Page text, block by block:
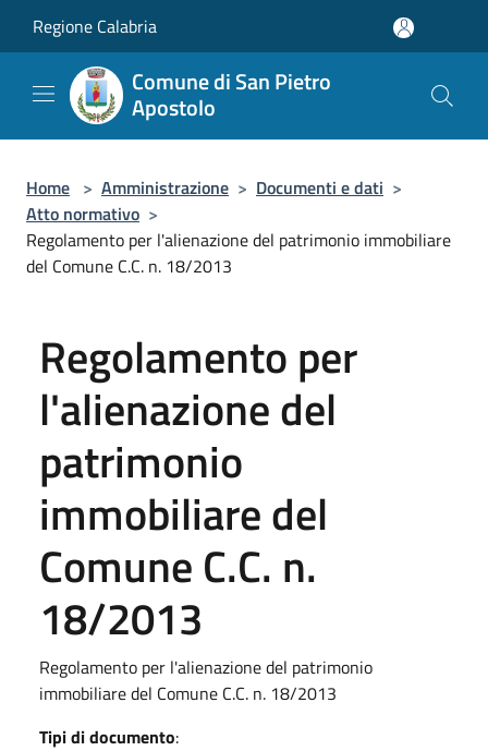
Regione Calabria
Comune di San Pietro
Apostolo
Home > Amministrazione > Documenti e dati >
Atto normativo >
Regolamento per l'alienazione del patrimonio immobiliare
del Comune C.C. n. 18/2013
Regolamento per
l'alienazione del
patrimonio
immobiliare del
Comune C.C. n.
18/2013
Regolamento per l'alienazione del patrimonio
immobiliare del Comune C.C. n. 18/2013
Tipi di documento: